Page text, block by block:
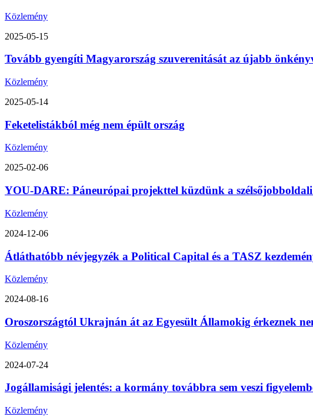
Közlemény
2025-05-15
Tovább gyengíti Magyarország szuverenitását az újabb
Közlemény
2025-05-14
Feketelistákból még nem épült ország
Közlemény
2025-02-06
YOU-DARE: Páneurópai projekttel küzdünk a
Közlemény
2024-12-06
Átláthatóbb névjegyzék a Political Capital és a TASZ
Közlemény
2024-08-16
Oroszországtól Ukrajnán át az Egyesült Államokig érkeznek
Közlemény
2024-07-24
Jogállamisági jelentés: a kormány továbbra sem veszi
Közlemény